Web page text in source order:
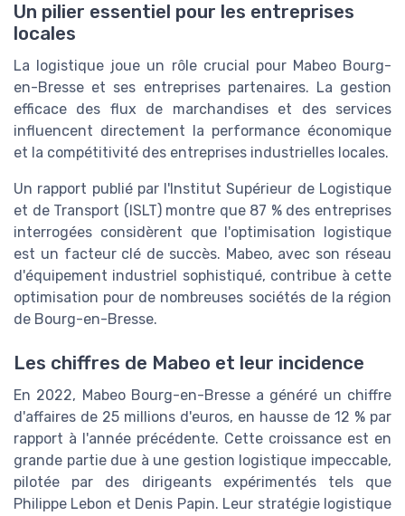
Un pilier essentiel pour les entreprises
locales
La logistique joue un rôle crucial pour Mabeo Bourg-
en-Bresse et ses entreprises partenaires. La gestion
efficace des flux de marchandises et des services
influencent directement la performance économique
et la compétitivité des entreprises industrielles locales.
Un rapport publié par l'Institut Supérieur de Logistique
et de Transport (ISLT) montre que 87 % des entreprises
interrogées considèrent que l'optimisation logistique
est un facteur clé de succès. Mabeo, avec son réseau
d'équipement industriel sophistiqué, contribue à cette
optimisation pour de nombreuses sociétés de la région
de Bourg-en-Bresse.
Les chiffres de Mabeo et leur incidence
En 2022, Mabeo Bourg-en-Bresse a généré un chiffre
d'affaires de 25 millions d'euros, en hausse de 12 % par
rapport à l'année précédente. Cette croissance est en
grande partie due à une gestion logistique impeccable,
pilotée par des dirigeants expérimentés tels que
Philippe Lebon et Denis Papin. Leur stratégie logistique